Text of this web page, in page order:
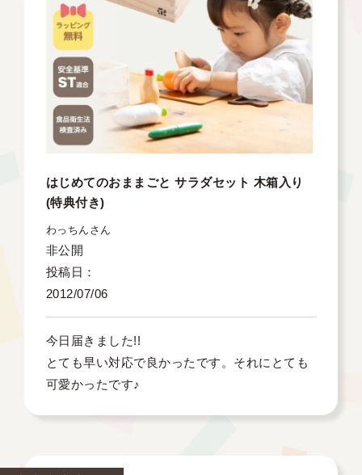
はじめてのおままごと サラダセット 木箱入り
(特典付き)
わっちん
非公開
投稿日
2012/07/06
今日届きました!!
とても早い対応で良かったです。それにとても
可愛かったです♪